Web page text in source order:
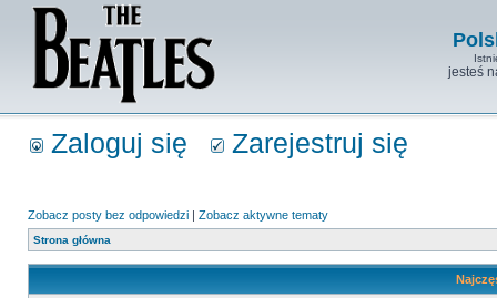
jesteś
Zaloguj się Zarejestruj się
Zobacz posty bez odpowiedzi | Zobacz aktywne tematy
Strona główna